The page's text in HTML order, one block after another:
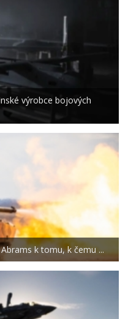
výrobce bojových
k tomu, k čemu ...